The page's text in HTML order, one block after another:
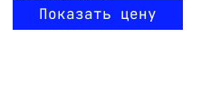
Показать цену